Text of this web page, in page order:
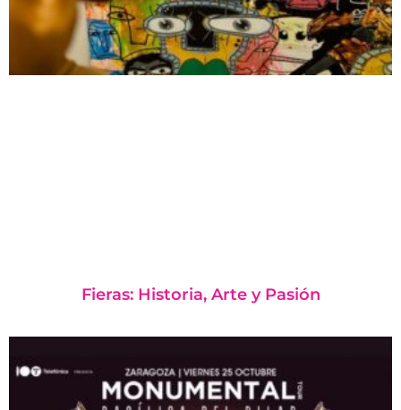
Fieras: Historia, Arte y Pasión